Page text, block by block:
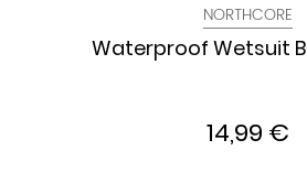
NORTHCORE
Waterproof Wetsuit
14,99 €